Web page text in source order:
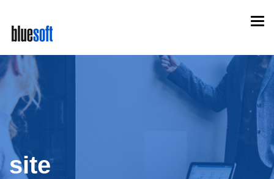
main
content
site